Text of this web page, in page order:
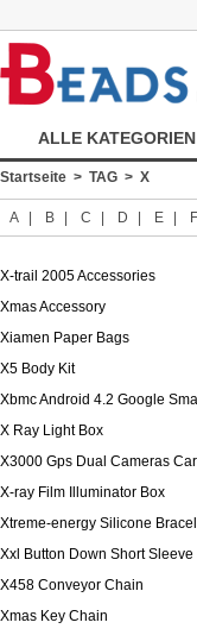
ALLE KATEGORIEN
Startseite > TAG > X
A B C D E F
X-trail 2005 Accessories
Xmas Accessory
Xiamen Paper Bags
X5 Body Kit
X Ray Light Box
X-ray Film Illuminator Box
Xtreme-energy Silicone
Xxl Button Down Short Sleeve
X458 Conveyor Chain
Xmas Key Chain